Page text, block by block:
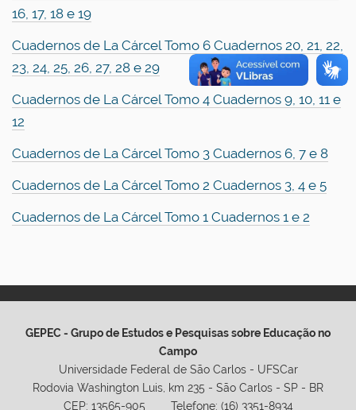
16, 17, 18 e 19
Cuadernos de La Cárcel Tomo 6 Cuadernos 20, 21, 22,
23, 24, 25, 26, 27, 28 e 29
Cuadernos de La Cárcel Tomo 4 Cuadernos 9, 10, 11 e
12
Cuadernos de La Cárcel Tomo 3 Cuadernos 6, 7 e 8
Cuadernos de La Cárcel Tomo 2 Cuadernos 3, 4 e 5
Cuadernos de La Cárcel Tomo 1 Cuadernos 1 e 2
GEPEC - Grupo de Estudos e Pesquisas sobre Educação no
Campo
Universidade Federal de São Carlos - UFSCar
Rodovia Washington Luis, km 235 - São Carlos - SP - BR
CEP: 13565-905 Telefone: (16) 3351-8934